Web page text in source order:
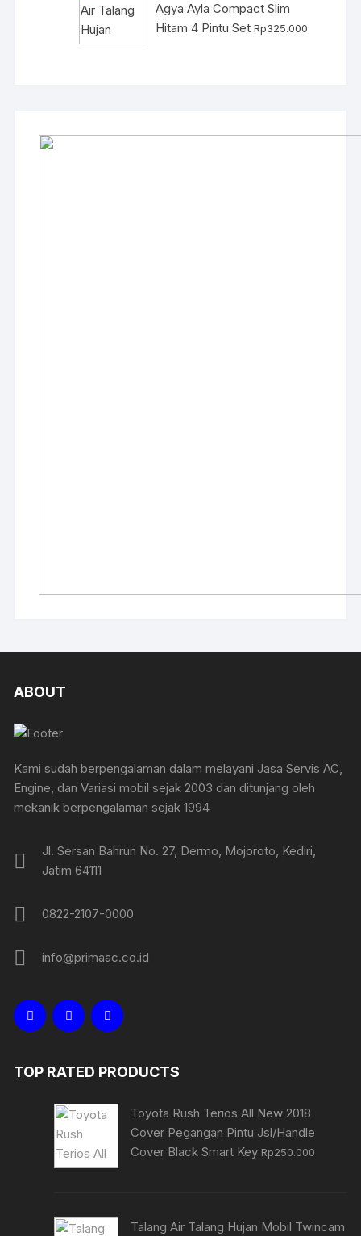
Agya Ayla Compact Slim
Hitam 4 Pintu Set Rp325.000
ABOUT
Kami sudah berpengalaman dalam melayani Jasa Servis AC,
Engine, dan Variasi mobil sejak 2003 dan ditunjang oleh
mekanik berpengalaman sejak 1994
Jl. Sersan Bahrun No. 27, Dermo, Mojoroto, Kediri,
Jatim 64111
0822-2107-0000
info@primaac.co.id
TOP RATED PRODUCTS
Toyota Rush Terios All New 2018
Cover Pegangan Pintu Jsl/Handle
Cover Black Smart Key Rp250.000
Talang Air Talang Hujan Mobil Twincam